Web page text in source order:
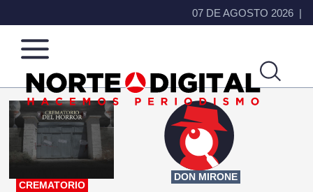
07 DE AGOSTO 2026
Norte
de
Ciudad
Más
que
noticias,
hacemos periodismo
CREMATORIO
DON MIRONE